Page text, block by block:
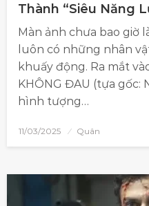
Thành “Siêu Năng
Màn ảnh chưa bao giờ
luôn có những nhân
khuấy động. Ra mắt
KHÔNG ĐAU (tựa gốc:
hình tượng…
11/03/2025 Quân